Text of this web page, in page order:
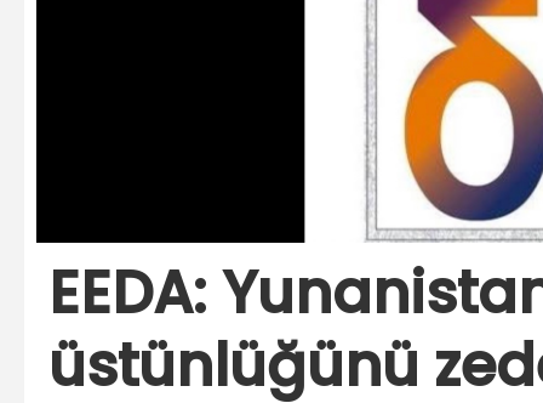
EEDA:
üstünlüğünü